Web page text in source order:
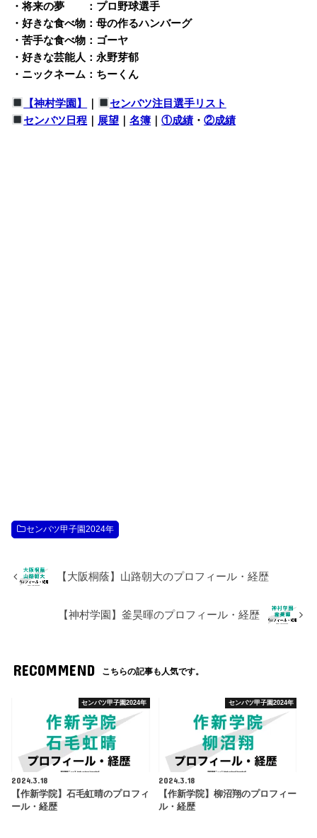
・将来の夢 ：プロ野球選手
・好きな食べ物：母の作るハンバーグ
・苦手な食べ物：ゴーヤ
・好きな芸能人：永野芽郁
・ニックネーム：ちーくん
【神村学園】 ｜
センバツ注目選手リスト
センバツ日程 ｜ 展望 ｜名簿 ｜①成績 ・②成績
センバツ甲子園2024年
【大阪桐蔭】山路朝大のプロフィール・経歴
【神村学園】釜昊暉のプロフィール・経歴
RECOMMEND こちらの記事も人気です。
センバツ甲子園2024年
2024.3.18
【作新学院】石毛虹晴のプロフィ
ール・経歴
センバツ甲子園2024年
2024.3.18
【作新学院】柳沼翔のプロフィー
ル・経歴